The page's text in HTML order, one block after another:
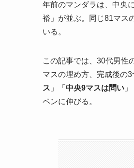
年前のマンダラは、中央
裕」が並ぶ。同じ81マス
いる。
この記事では、30代男性
マスの埋め方、完成後の
ス 」「 中央9マスは問い 」
ペンに伸びる。